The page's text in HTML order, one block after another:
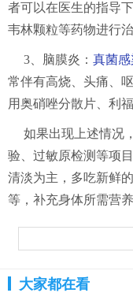
者可以在医生的指导
韦林颗粒等药物进行治
3、脑膜炎： 真菌感
常伴有高烧、头痛、
用奥硝唑分散片、利
如果出现上述情况
验、过敏原检测等项
清淡为主，多吃新鲜
等，补充身体所需营养
大家都在看